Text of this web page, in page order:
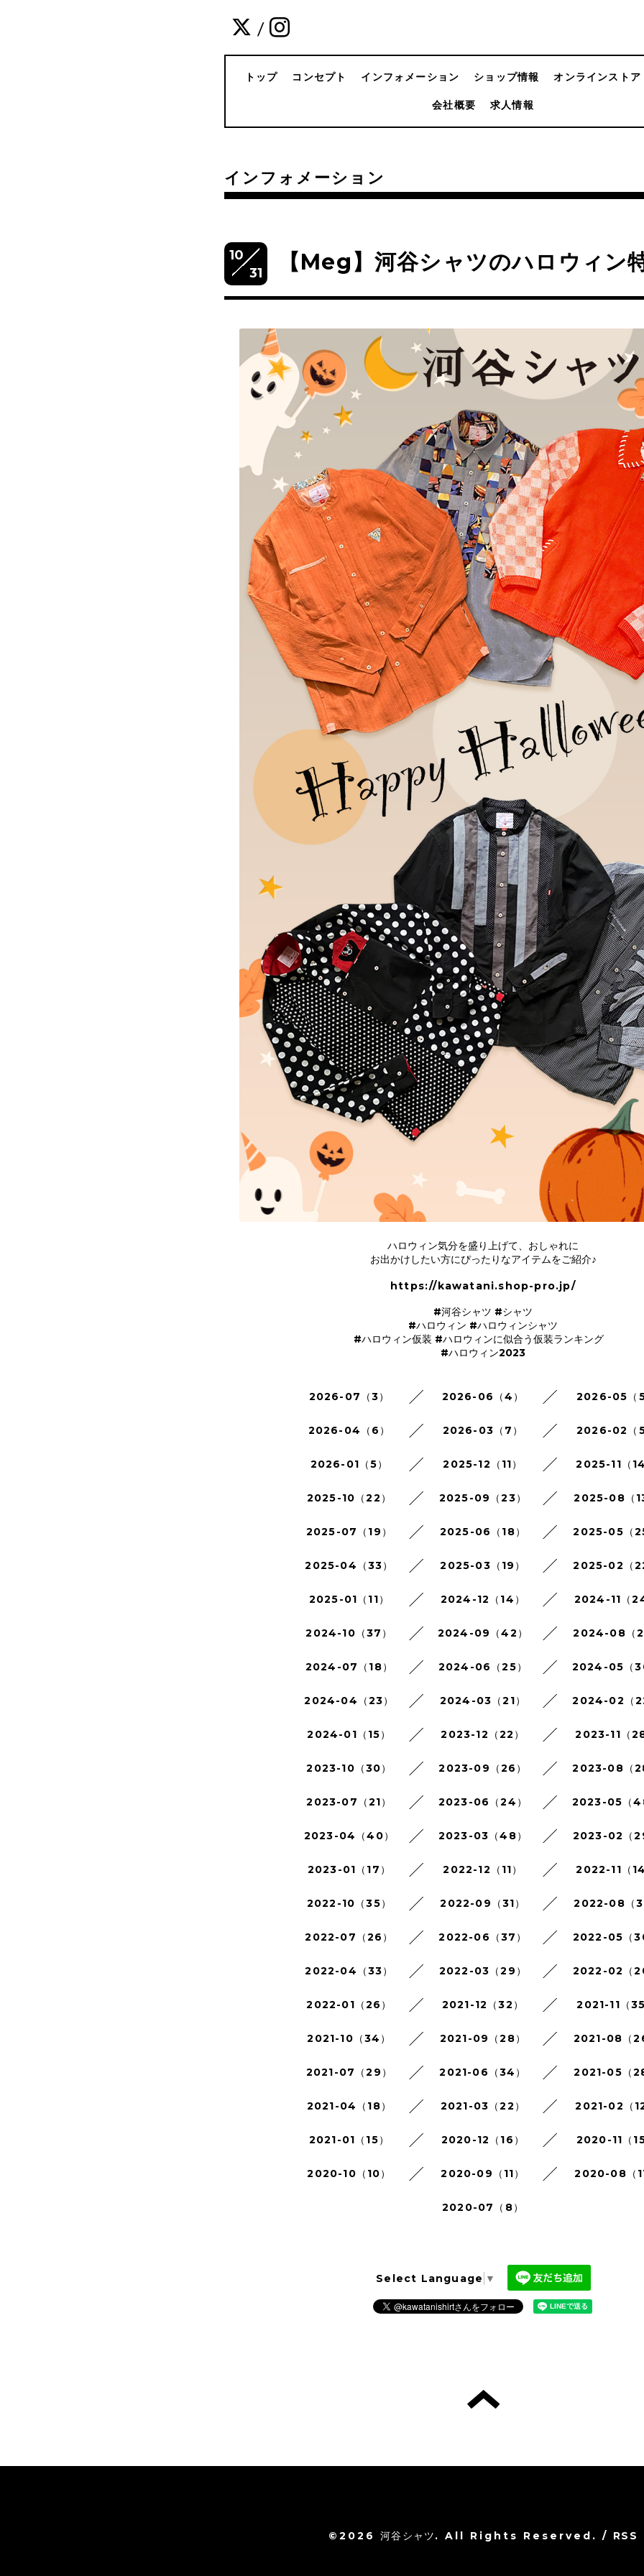
/
トップ コンセプト インフォメーション ショップ情報 オンラインストア
会社概要 求人情報
インフォメーション
10
31
【Meg】河谷シャツのハロウィン
ハロウィン気分を盛り上げて、おしゃれに
お出かけしたい方にぴったりなアイテムをご紹介♪
https://kawatani.shop-pro.jp/
#河谷シャツ #シャツ
#ハロウィン #ハロウィンシャツ
#ハロウィン仮装 #ハロウィンに似合う仮装ランキング
#ハロウィン2023
2026-07（3） 2026-06（4） 2026-05（5
2026-04（6） 2026-03（7） 2026-02（5
2026-01（5） 2025-12（11） 2025-11（14
2025-10（22） 2025-09（23） 2025-08（13
2025-07（19） 2025-06（18） 2025-05（
2025-04（33） 2025-03（19） 2025-02（
2025-01（11） 2024-12（14） 2024-11（24
2024-10（37） 2024-09（42） 2024-08（
2024-07（18） 2024-06（25） 2024-05（
2024-04（23） 2024-03（21） 2024-02（
2024-01（15） 2023-12（22） 2023-11（28
2023-10（30） 2023-09（26） 2023-08（
2023-07（21） 2023-06（24） 2023-05（
2023-04（40） 2023-03（48） 2023-02（
2023-01（17） 2022-12（11） 2022-11（14
2022-10（35） 2022-09（31） 2022-08（31
2022-07（26） 2022-06（37） 2022-05（
2022-04（33） 2022-03（29） 2022-02（
2022-01（26） 2021-12（32） 2021-11（35
2021-10（34） 2021-09（28） 2021-08（26
2021-07（29） 2021-06（34） 2021-05（28
2021-04（18） 2021-03（22） 2021-02（12
2021-01（15） 2020-12（16） 2020-11（15
2020-10（10） 2020-09（11） 2020-08（11
2020-07（8）
Select Language ▼
©2026河谷シャツ. All Rights Reserved. / RSS